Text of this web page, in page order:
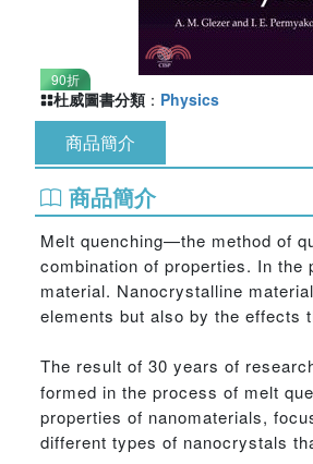
90折
杜威圖書分類 ： Physics
商品簡介
商品簡介
Melt quenching—the method of
combination of properties. In
material. Nanocrystalline
elements but also by the effects
The result of 30 years of
formed in the process of melt
properties of nanomaterials,
different types of nanocrystals